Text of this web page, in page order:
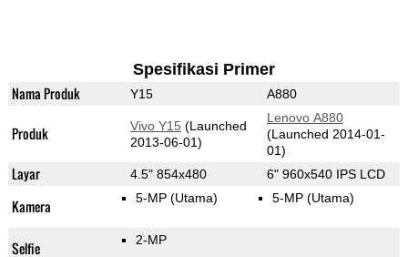
Spesifikasi Primer
Nama Produk Y15 A880
Produk Vivo Y15 (Launched
2013-06-01)
Lenovo A880
(Launched 2014-01-
01)
Layar 4.5" 854x480 6" 960x540 IPS LCD
Kamera 5-MP (Utama) 5-MP (Utama)
Selfie 2-MP